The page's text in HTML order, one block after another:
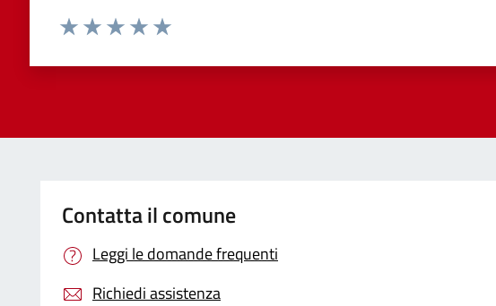
Contatta il comune
Leggi le domande frequenti
Richiedi assistenza